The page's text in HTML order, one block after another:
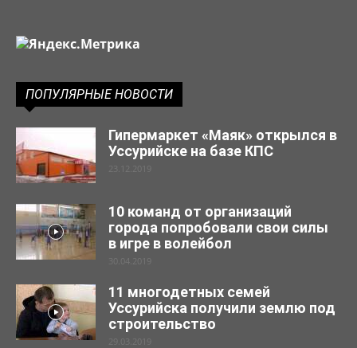
ПОПУЛЯРНЫЕ НОВОСТИ
Гипермаркет «Маяк» открылся в
Уссурийске на базе КПС
23.12.2019
10 команд от организаций
города попробовали свои силы
в игре в волейбол
30.04.2019
11 многодетных семей
Уссурийска получили землю под
строительство
29.03.2019